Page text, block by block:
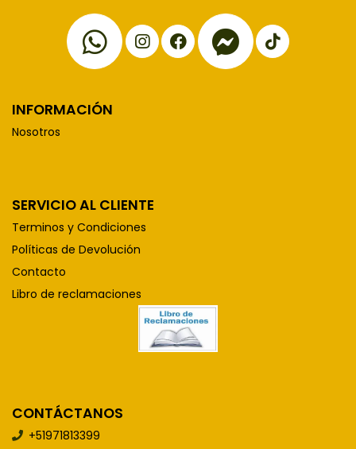
INFORMACIÓN
Nosotros
SERVICIO AL CLIENTE
Terminos y Condiciones
Políticas de Devolución
Contacto
Libro de reclamaciones
CONTÁCTANOS
+51971813399